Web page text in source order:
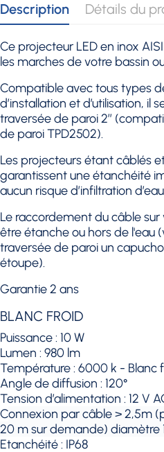
Description Détails du
Ce projecteur LED en inox
les marches de votre bassin
Compatible avec tous types
d’installation et d’utilisation, il
traversée de paroi 2’’
de paroi TPD2502).
Les projecteurs étant câblés
garantissent une étanchéité
aucun risque d’infiltration
Le raccordement du câble
être étanche ou hors de l'eau
traversée de paroi un
étoupe).
Garantie 2 ans
BLANC FROID
Puissance : 10 W
Lumen : 980 lm
Température : 6000 k - Blanc
Angle de diffusion : 120°
Tension d’alimentation : 12 V
Connexion par câble > 2,5m
20 m sur demande) diamètre
Etanchéité : IP68